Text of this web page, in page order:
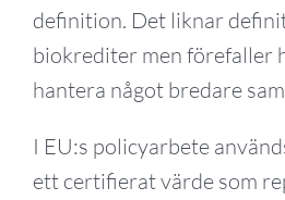
definition. Det liknar
biokrediter men förefaller
hantera något bredare
I EU:s policyarbete
ett certifierat värde som